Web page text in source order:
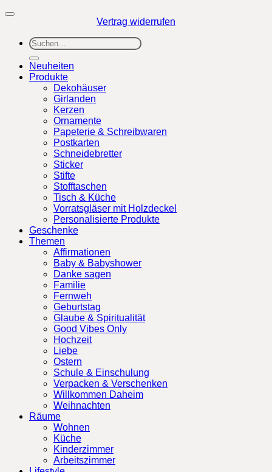
Vertrag widerrufen
Suchen
nach:
Neuheiten
Produkte
Dekohäuser
Girlanden
Kerzen
Ornamente
Papeterie & Schreibwaren
Postkarten
Schneidebretter
Sticker
Stifte
Stofftaschen
Tisch & Küche
Vorratsgläser mit Holzdeckel
Personalisierte Produkte
Geschenke
Themen
Affirmationen
Baby & Babyshower
Danke sagen
Familie
Fernweh
Geburtstag
Glaube & Spiritualität
Good Vibes Only
Hochzeit
Liebe
Ostern
Schule & Einschulung
Verpacken & Verschenken
Willkommen Daheim
Weihnachten
Räume
Wohnen
Küche
Kinderzimmer
Arbeitszimmer